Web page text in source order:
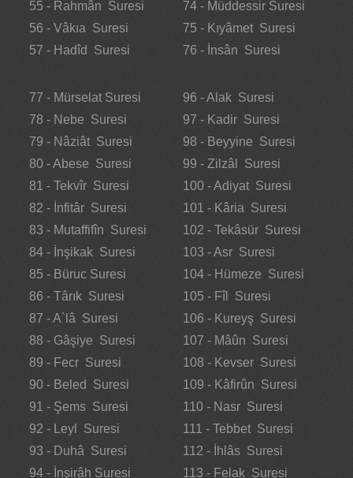
55 - Rahmân Suresi
56 - Vâkıa Suresi
57 - Hadîd Suresi
74 - Müddessir Suresi
75 - Kıyâmet Suresi
76 - İnsân Suresi
77 - Mürselat Suresi
78 - Nebe Suresi
79 - Nâziât Suresi
80 - Abese Suresi
81 - Tekvîr Suresi
82 - İnfitâr Suresi
83 - Mutaffifîn Suresi
84 - İnşikak Suresi
85 - Büruc Suresi
86 - Târık Suresi
87 - A`lâ Suresi
88 - Gâşiye Suresi
89 - Fecr Suresi
90 - Beled Suresi
91 - Şems Suresi
92 - Leyl Suresi
93 - Duhâ Suresi
94 - İnşirâh Suresi
96 - Alak Suresi
97 - Kadir Suresi
98 - Beyyine Suresi
99 - Zilzâl Suresi
100 - Adiyat Suresi
101 - Kâria Suresi
102 - Tekâsür Suresi
103 - Asr Suresi
104 - Hümeze Suresi
105 - Fîl Suresi
106 - Kureyş Suresi
107 - Mâûn Suresi
108 - Kevser Suresi
109 - Kâfirûn Suresi
110 - Nasr Suresi
111 - Tebbet Suresi
112 - İhlâs Suresi
113 - Felak Suresi